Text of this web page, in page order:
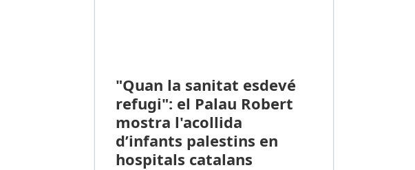
"Quan la sanitat esdevé
refugi": el Palau Robert
mostra l'acollida
d’infants palestins en
hospitals catalans